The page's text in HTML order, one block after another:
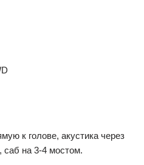
к голове, акустика через
саб на 3-4 мостом.